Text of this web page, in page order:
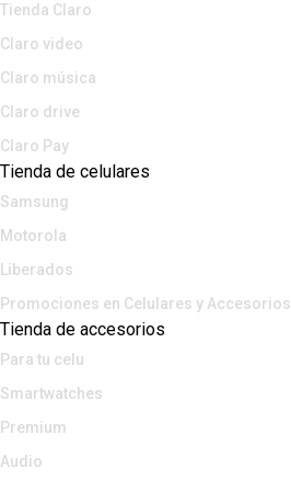
Tienda Claro
Claro video
Claro música
Claro drive
Claro Pay
Tienda de celulares
Samsung
Motorola
Liberados
Promociones en Celulares y Accesorios
Tienda de accesorios
Para tu celu
Smartwatches
Premium
Audio